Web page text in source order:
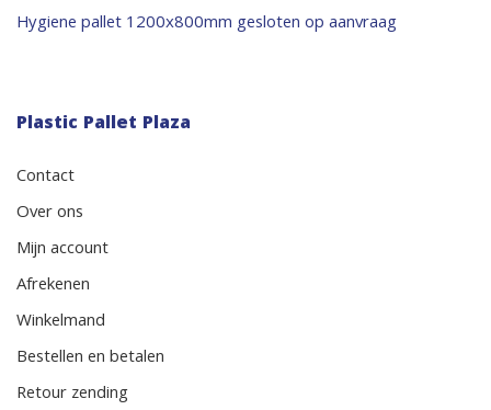
Bericht
Hygiene pallet 1200x800mm gesloten op aanvraag
Plastic Pallet Plaza
Contact
Over ons
Mijn account
Afrekenen
Winkelmand
Bestellen en betalen
Retour zending